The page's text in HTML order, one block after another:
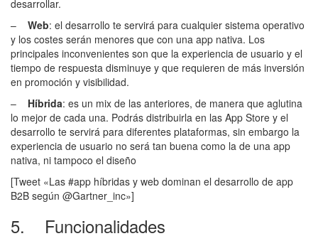
desarrollar.
– Web: el desarrollo te servirá para cualquier sistema operativo
y los costes serán menores que con una app nativa. Los
principales inconvenientes son que la experiencia de usuario y el
tiempo de respuesta disminuye y que requieren de más inversión
en promoción y visibilidad.
– Híbrida: es un mix de las anteriores, de manera que aglutina
lo mejor de cada una. Podrás distribuirla en las App Store y el
desarrollo te servirá para diferentes plataformas, sin embargo la
experiencia de usuario no será tan buena como la de una app
nativa, ni tampoco el diseño
[Tweet «Las #app híbridas y web dominan el desarrollo de app
B2B según @Gartner_inc»]
5. Funcionalidades